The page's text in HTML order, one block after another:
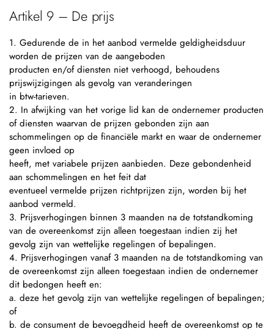
Artikel 9 – De prijs
1. Gedurende de in het aanbod vermelde geldigheidsduur
worden de prijzen van de aangeboden
producten en/of diensten niet verhoogd, behoudens
prijswijzigingen als gevolg van veranderingen
in btw-tarieven.
2. In afwijking van het vorige lid kan de ondernemer producten
of diensten waarvan de prijzen gebonden zijn aan
schommelingen op de financiële markt en waar de ondernemer
geen invloed op
heeft, met variabele prijzen aanbieden. Deze gebondenheid
aan schommelingen en het feit dat
eventueel vermelde prijzen richtprijzen zijn, worden bij het
aanbod vermeld.
3. Prijsverhogingen binnen 3 maanden na de totstandkoming
van de overeenkomst zijn alleen toegestaan indien zij het
gevolg zijn van wettelijke regelingen of bepalingen.
4. Prijsverhogingen vanaf 3 maanden na de totstandkoming van
de overeenkomst zijn alleen toegestaan indien de ondernemer
dit bedongen heeft en:
a. deze het gevolg zijn van wettelijke regelingen of bepalingen;
of
b. de consument de bevoegdheid heeft de overeenkomst op te